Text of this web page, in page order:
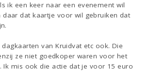
ik een keer naar een evenement wil
daar dat kaartje voor wil gebruiken dat
van Kruidvat etc ook. Die
ze niet goedkoper waren voor het
Ik mis ook die actie dat je voor 15 euro